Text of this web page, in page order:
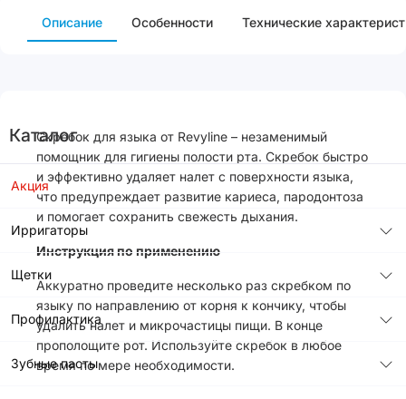
Каталог
Акция
Ирригаторы
Щетки
Профилактика
Зубные пасты
Описание Особенности Технические
Скребок для языка от Revyline – незаменимый
помощник для гигиены полости рта. Скребок быстро
и эффективно удаляет налет с поверхности языка,
что предупреждает развитие кариеса, пародонтоза
и помогает сохранить свежесть дыхания.
Инструкция по применению
Аккуратно проведите несколько раз скребком по
языку по направлению от корня к кончику, чтобы
удалить налет и микрочастицы пищи. В конце
прополощите рот. Используйте скребок в любое
время по мере необходимости.